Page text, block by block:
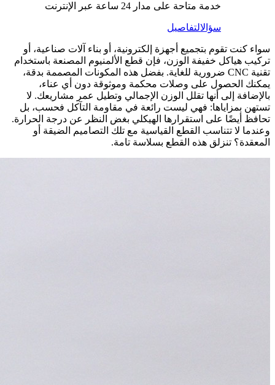
خدمة متاحة على مدار 24 ساعة عبر الإنترنت
سؤالالتفاصيل
سواء كنت تقوم بتجميع أجهزة إلكترونية، أو بناء آلات صناعية، أو
تركيب هياكل خفيفة الوزن، فإن قطع الألمنيوم المصنعة باستخدام
تقنية CNC ضرورية للغاية. بفضل هذه المكونات المصممة بدقة،
يمكنك الحصول على وصلات محكمة وموثوقة دون أي عناء،
بالإضافة إلى أنها تقلل الوزن الإجمالي وتطيل عمر مشاريعك. لا
تستهن بمزاياها: فهي ليست رائعة في مقاومة التآكل فحسب، بل
تحافظ أيضًا على استقرارها الهيكلي بغض النظر عن درجة الحرارة.
وعندما لا تتناسب القطع القياسية مع تلك التصاميم الضيقة أو
المعقدة؟ تنزلق هذه القطع بسلاسة تامة.